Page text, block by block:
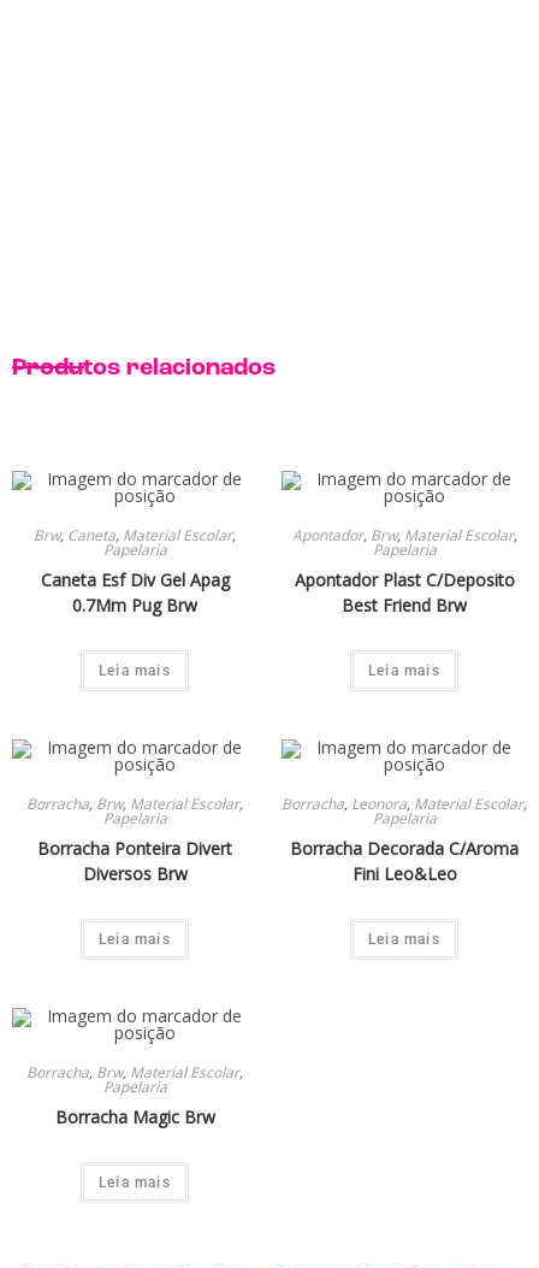
Produtos relacionados
Brw, Caneta, Material Escolar,
Papelaria
Caneta Esf Div Gel Apag
0.7Mm Pug Brw
Leia mais
Apontador, Brw, Material Escolar,
Papelaria
Apontador Plast C/Deposito
Best Friend Brw
Leia mais
Borracha, Brw, Material Escolar,
Papelaria
Borracha Ponteira Divert
Diversos Brw
Leia mais
Borracha, Leonora, Material Escolar,
Papelaria
Borracha Decorada C/Aroma
Fini Leo&Leo
Leia mais
Borracha, Brw, Material Escolar,
Papelaria
Borracha Magic Brw
Leia mais